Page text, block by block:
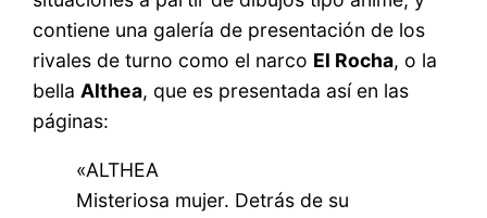
contiene una galería de presentación de los
rivales de turno como el narco El Rocha, o la
bella Althea, que es presentada así en las
páginas:
«ALTHEA
Misteriosa mujer. Detrás de su